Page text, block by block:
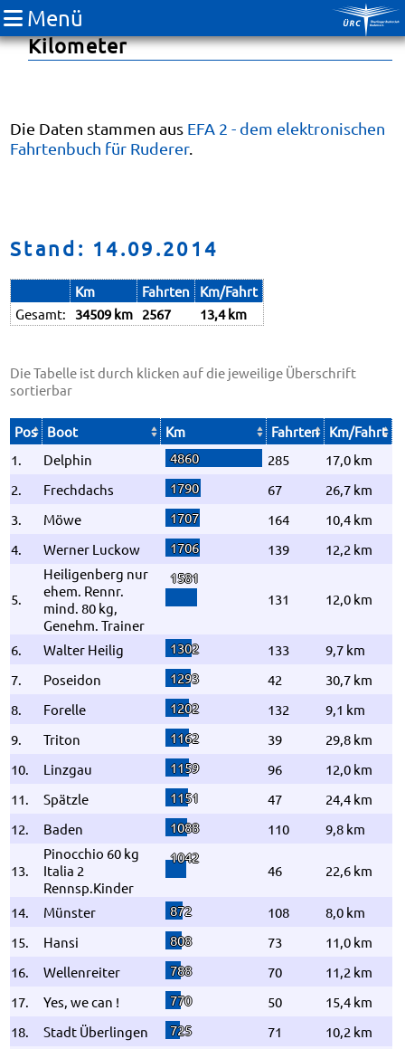
Menü
Fahrtenbuch 2009: Boots-
Kilometer
Die Daten stammen aus EFA 2 - dem elektronischen
Fahrtenbuch für Ruderer.
Stand: 14.09.2014
Km Fahrten
Km/Fahrt
Gesamt:
34509 km 2567 13,4 km
Die Tabelle ist durch klicken auf die jeweilige Überschrift
sortierbar
Pos Boot Km Fahrten
Km/Fahrt
1.
Delphin 4860 285
17,0 km
2.
Frechdachs 1790 67
26,7 km
3.
Möwe 1707 164
10,4 km
4.
Werner Luckow 1706 139 12,2 km
5.
Heiligenberg nur
ehem. Rennr.
mind. 80 kg,
Genehm. Trainer
1581
131
12,0 km
6. Walter Heilig 1302 133
9,7 km
7.
Poseidon 1293 42
30,7 km
8.
Forelle 1202 132
9,1 km
9.
Triton 1162 39
29,8 km
10.
Linzgau 1159 96
12,0 km
11.
Spätzle 1151 47
24,4 km
12.
Baden 1088 110 9,8 km
13.
Pinocchio 60 kg
Italia 2
Rennsp.Kinder
1042
46 22,6 km
14. Münster 872 108
8,0 km
15.
Hansi 808 73
11,0 km
16.
Wellenreiter 788 70
11,2 km
17.
Yes, we can ! 770 50
15,4 km
18.
Stadt Überlingen 725 71
10,2 km